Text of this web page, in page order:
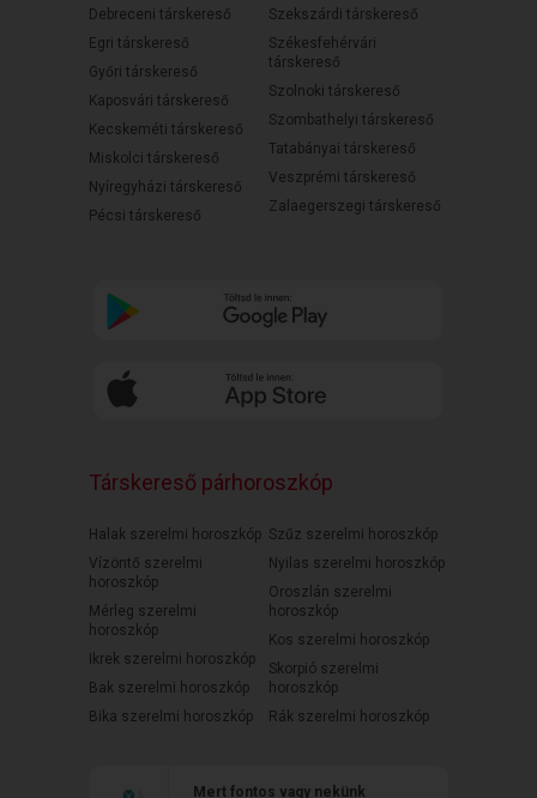
Debreceni társkereső
Egri társkereső
Győri társkereső
Kaposvári társkereső
Kecskeméti társkereső
Miskolci társkereső
Nyíregyházi társkereső
Pécsi társkereső
Szekszárdi társkereső
Székesfehérvári
társkereső
Szolnoki társkereső
Szombathelyi társkereső
Tatabányai társkereső
Veszprémi társkereső
Zalaegerszegi társkereső
Társkereső párhoroszkóp
Halak szerelmi horoszkóp
Vízöntő szerelmi
horoszkóp
Mérleg szerelmi
horoszkóp
Ikrek szerelmi horoszkóp
Bak szerelmi horoszkóp
Bika szerelmi horoszkóp
Szűz szerelmi horoszkóp
Nyilas szerelmi horoszkóp
Oroszlán szerelmi
horoszkóp
Kos szerelmi horoszkóp
Skorpió szerelmi
horoszkóp
Rák szerelmi horoszkóp
Mert fontos vagy nekünk